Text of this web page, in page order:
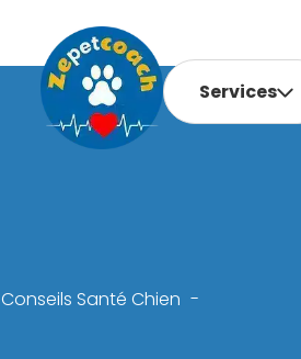
Services
Conseils Santé Chien